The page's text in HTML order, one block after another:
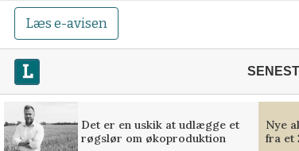
Læs e-avisen
Det er en uskik at udlægge et
røgslør om økoproduktion
Nye
fra et